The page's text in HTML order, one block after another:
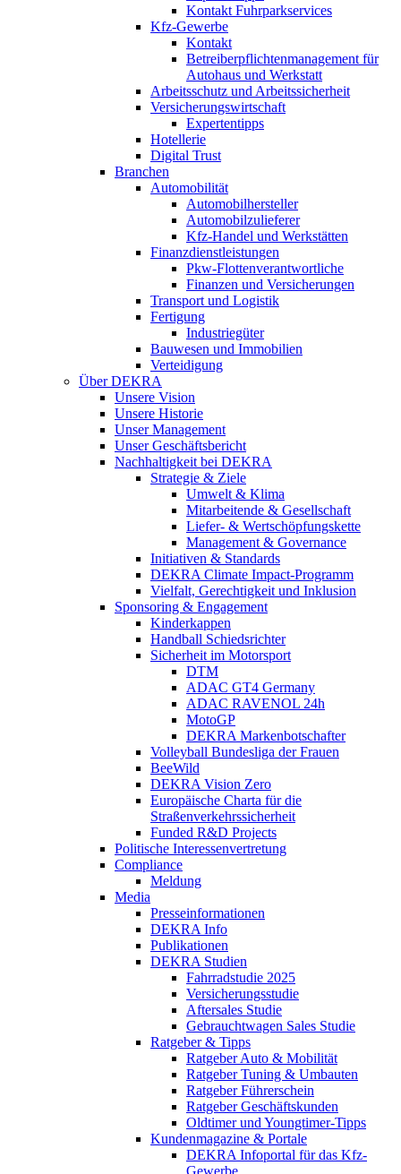
Kontakt Fuhrparkservices
Kfz-Gewerbe
Kontakt
Betreiberpflichtenmanagement für
Autohaus und Werkstatt
Arbeitsschutz und Arbeitssicherheit
Versicherungswirtschaft
Expertentipps
Hotellerie
Digital Trust
Branchen
Automobilität
Automobilhersteller
Automobilzulieferer
Kfz-Handel und Werkstätten
Finanzdienstleistungen
Pkw‑Flottenverantwortliche
Finanzen und Versicherungen
Transport und Logistik
Fertigung
Industriegüter
Bauwesen und Immobilien
Verteidigung
Über DEKRA
Unsere Vision
Unsere Historie
Unser Management
Unser Geschäftsbericht
Nachhaltigkeit bei DEKRA
Strategie & Ziele
Umwelt & Klima
Mitarbeitende & Gesellschaft
Liefer- & Wertschöpfungskette
Management & Governance
Initiativen & Standards
DEKRA Climate Impact-Programm
Vielfalt, Gerechtigkeit und Inklusion​
Sponsoring & Engagement
Kinderkappen
Handball Schiedsrichter
Sicherheit im Motorsport
DTM
ADAC GT4 Germany
ADAC RAVENOL 24h
MotoGP
DEKRA Markenbotschafter
Volleyball Bundesliga der Frauen
BeeWild
DEKRA Vision Zero
Europäische Charta für die
Straßenverkehrssicherheit
Funded R&D Projects
Politische Interessenvertretung
Compliance
Meldung
Media
Presseinformationen
DEKRA Info
Publikationen
DEKRA Studien
Fahrradstudie 2025
Versicherungsstudie
Aftersales Studie
Gebrauchtwagen Sales Studie
Ratgeber & Tipps
Ratgeber Auto & Mobilität
Ratgeber Tuning & Umbauten
Ratgeber Führerschein
Ratgeber Geschäftskunden
Oldtimer und Youngtimer-Tipps
Kundenmagazine & Portale
DEKRA Infoportal für das Kfz-
Gewerbe